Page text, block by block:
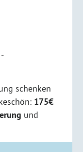
schenken
175€
und